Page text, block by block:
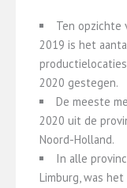
Ten opzichte
2019 is het
2020 gestegen.
De meeste
2020 uit de
Noord-Holland.
In alle
Limburg, was